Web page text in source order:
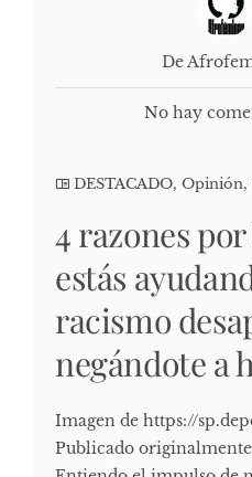
De
No hay
DESTACADO, Opinión,
4 razones
estás
racismo
negándote a
Imagen de https://
Publicado